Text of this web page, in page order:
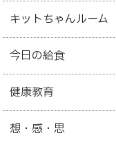
キットちゃんルーム
今日の給食
健康教育
想・感・思